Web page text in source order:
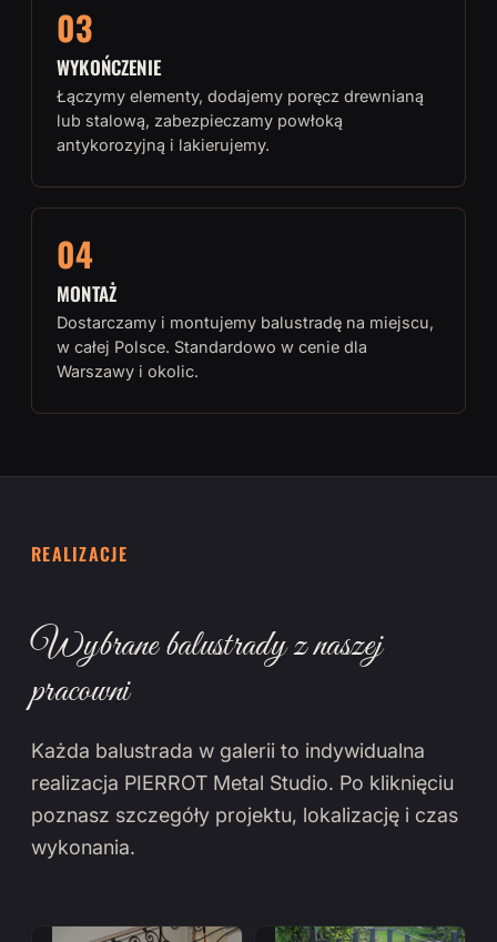
03
WYKOŃCZENIE
Łączymy elementy, dodajemy poręcz drewnianą
lub stalową, zabezpieczamy powłoką
antykorozyjną i lakierujemy.
04
MONTAŻ
Dostarczamy i montujemy balustradę na miejscu,
w całej Polsce. Standardowo w cenie dla
Warszawy i okolic.
REALIZACJE
Wybrane balustrady z naszej
pracowni
Każda balustrada w galerii to indywidualna
realizacja PIERROT Metal Studio. Po kliknięciu
poznasz szczegóły projektu, lokalizację i czas
wykonania.